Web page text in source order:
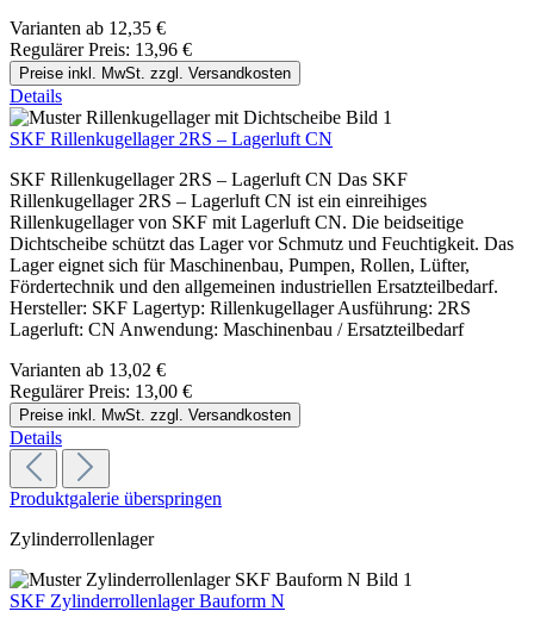
Varianten ab 12,35 €
Regulärer Preis: 13,96 €
Preise inkl. MwSt. zzgl. Versandkosten
Details
SKF Rillenkugellager 2RS – Lagerluft CN
SKF Rillenkugellager 2RS – Lagerluft CN Das SKF
Rillenkugellager 2RS – Lagerluft CN ist ein einreihiges
Rillenkugellager von SKF mit Lagerluft CN. Die beidseitige
Dichtscheibe schützt das Lager vor Schmutz und Feuchtigkeit. Das
Lager eignet sich für Maschinenbau, Pumpen, Rollen, Lüfter,
Fördertechnik und den allgemeinen industriellen Ersatzteilbedarf.
Hersteller: SKF Lagertyp: Rillenkugellager Ausführung: 2RS
Lagerluft: CN Anwendung: Maschinenbau / Ersatzteilbedarf
Varianten ab 13,02 €
Regulärer Preis: 13,00 €
Preise inkl. MwSt. zzgl. Versandkosten
Details
Produktgalerie überspringen
Zylinderrollenlager
SKF Zylinderrollenlager Bauform N